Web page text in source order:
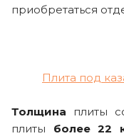
приобретаться
Плита под
Толщина плиты
плиты более 22